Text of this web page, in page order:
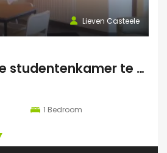
Lieven Casteele
Splinternieuwe studentenkamer te huur in authentiek herenhuis
1 Bedroom